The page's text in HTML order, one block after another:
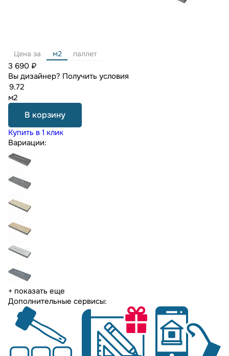
Цена за м2 паллет
3 690 ₽
Вы дизайнер? Получить условия
м2
В корзину
Купить в 1 клик
Вариации:
+ показать еще
Дополнительные сервисы: